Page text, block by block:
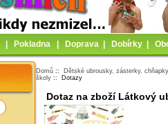
Pokladna Doprava Dobírky
Domů :: Dětské ubrousky, zásterky,
školy :: Dotazy
Dotaz na zboží Látkový